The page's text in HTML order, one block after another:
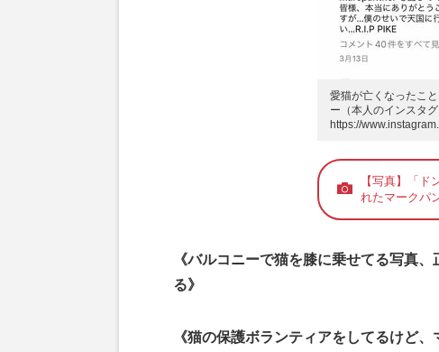
愛猫が亡くなったこ
ー（本人のインスタグ
https://
【写真】「ド
れたマークパ
《バルコニーで猫を膝に乗せてる写真
る》
《猫の保護ボランティアをしてるけど